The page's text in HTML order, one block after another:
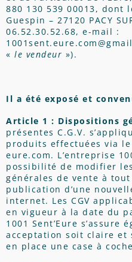
880 130 539 00013, dont
Guespin – 27120 PACY
06.52.30.52.68, e-mail :
« le vendeur »).
Il a été exposé et
Article 1 : Dispositions
présentes C.G.V.
produits effectuées via
eure.com. L’entreprise
possibilité de modifier
générales de vente à
publication d’une
internet. Les CGV
en vigueur à la date du
1001 Sent’Eure s’assure
acceptation soit claire et
en place une case à